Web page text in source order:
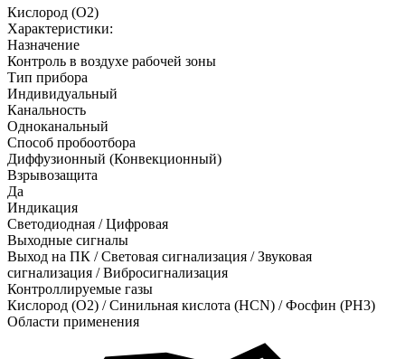
Кислород (O2)
Характеристики:
Назначение
Контроль в воздухе рабочей зоны
Тип прибора
Индивидуальный
Канальность
Одноканальный
Способ пробоотбора
Диффузионный (Конвекционный)
Взрывозащита
Да
Индикация
Светодиодная / Цифровая
Выходные сигналы
Выход на ПК / Световая сигнализация / Звуковая
сигнализация / Вибросигнализация
Контроллируемые газы
Кислород (O2) /Синильная кислота (HCN) /Фосфин (PH3)
Области применения